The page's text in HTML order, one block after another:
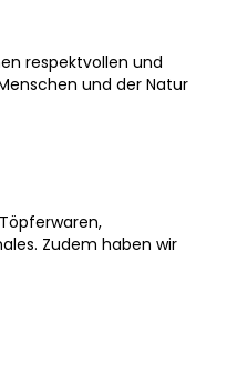
respektvollen und
und der Natur
Zudem haben wir